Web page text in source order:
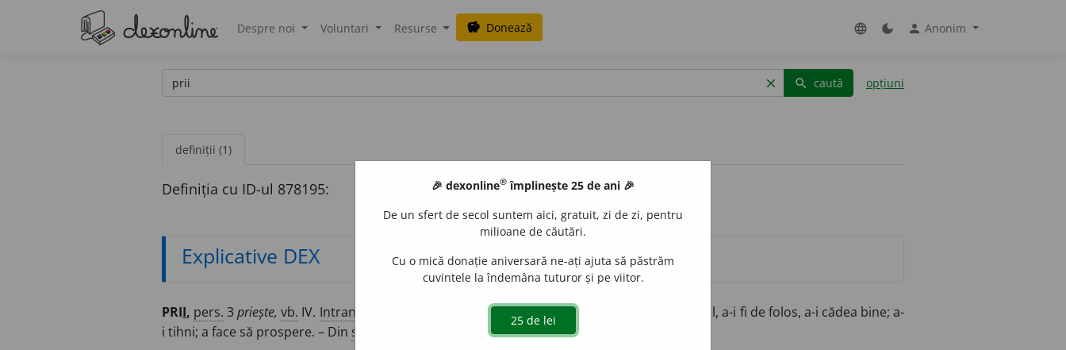
Despre noi Voluntari Resurse savings Donează language dark_mode person Anonim
clear search caută opțiuni
definiții (1)
Definiția cu ID-ul 878195:
Explicative DEX
PRII, pers. 3priește, vb. IV. Intranz.
(Construit cu dativul) A-i fi cuiva prielnic, favorabil, a-i fi de folos, a-i cădea bine; a-
i tihni; a face să prospere. – Din sl.
🎉 dexonline® împlinește 25 de ani 🎉
De un sfert de secol suntem aici, gratuit, zi de zi, pentru
milioane de căutări.
Cu o mică donație aniversară ne-ați ajuta să păstrăm
cuvintele la îndemâna tuturor și pe viitor.